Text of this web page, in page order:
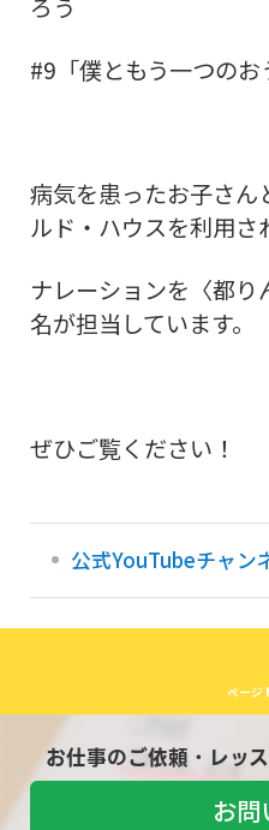
ろう
#9「僕ともう一つの
病気を患ったお子さん
ルド・ハウスを利用さ
ナレーションを〈都り
名が担当しています。
ぜひご覧ください！
公式YouTubeチャン
ページ
お仕事のご依頼・レッ
お問